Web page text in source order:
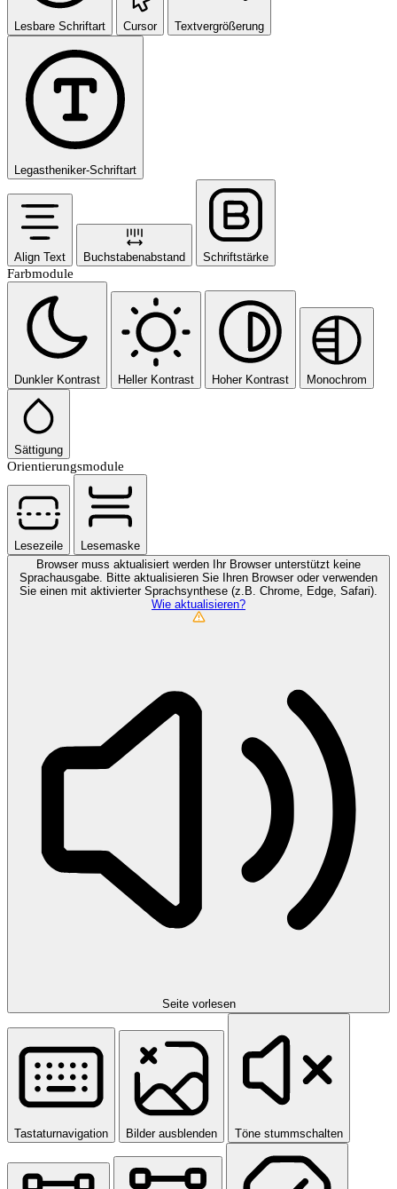
Lesbare Schriftart Cursor Textvergrößerung
Legastheniker-Schriftart
Align Text Buchstabenabstand Schriftstärke
Farbmodule
Dunkler Kontrast Heller Kontrast Hoher Kontrast Monochrom
Sättigung
Orientierungsmodule
Lesezeile
Lesemaske
Browser muss aktualisiert werden Ihr Browser unterstützt keine
Sprachausgabe. Bitte aktualisieren Sie Ihren Browser oder verwenden
Sie einen mit aktivierter Sprachsynthese (z.B. Chrome, Edge, Safari).
Wie aktualisieren?
Seite vorlesen
Tastaturnavigation Bilder ausblenden Töne stummschalten